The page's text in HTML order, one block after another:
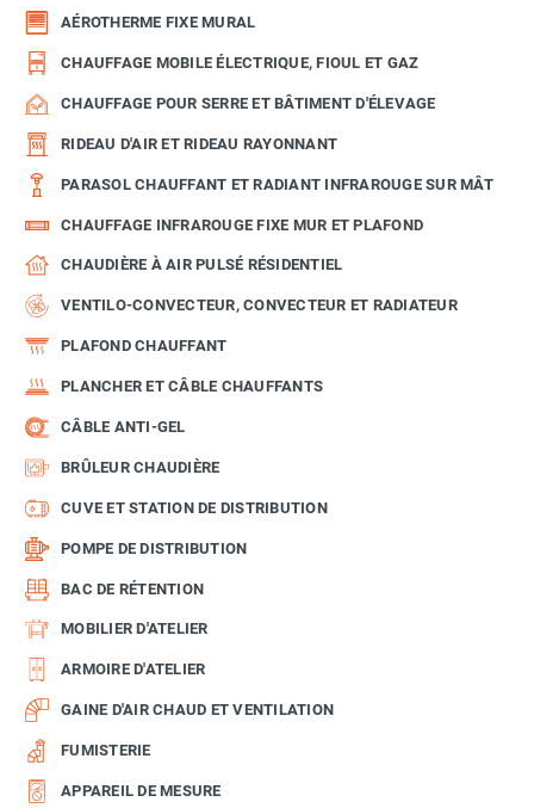
AÉROTHERME FIXE MURAL
CHAUFFAGE MOBILE ÉLECTRIQUE, FIOUL ET GAZ
CHAUFFAGE POUR SERRE ET BÂTIMENT D'ÉLEVAGE
RIDEAU D'AIR ET RIDEAU RAYONNANT
PARASOL CHAUFFANT ET RADIANT INFRAROUGE SUR MÂT
CHAUFFAGE INFRAROUGE FIXE MUR ET PLAFOND
CHAUDIÈRE À AIR PULSÉ RÉSIDENTIEL
VENTILO-CONVECTEUR, CONVECTEUR ET RADIATEUR
PLAFOND CHAUFFANT
PLANCHER ET CÂBLE CHAUFFANTS
CÂBLE ANTI-GEL
BRÛLEUR CHAUDIÈRE
CUVE ET STATION DE DISTRIBUTION
POMPE DE DISTRIBUTION
BAC DE RÉTENTION
MOBILIER D'ATELIER
ARMOIRE D'ATELIER
GAINE D'AIR CHAUD ET VENTILATION
FUMISTERIE
APPAREIL DE MESURE